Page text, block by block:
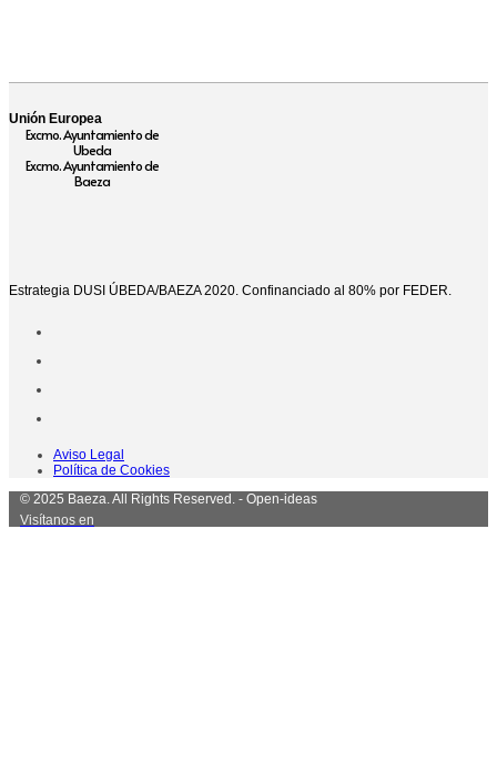
Unión Europea
Excmo. Ayuntamiento de
Ubeda
Excmo. Ayuntamiento de
Baeza
Estrategia DUSI ÚBEDA/BAEZA 2020. Confinanciado al 80% por FEDER.
Aviso Legal
Política de Cookies
© 2025 Baeza. All Rights Reserved. - Open-ideas
Visítanos en